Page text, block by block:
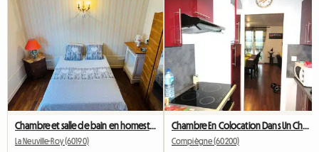
Chambre et salle de bain en homestay
La Neuville-Roy (60190) Compiègne (60200)